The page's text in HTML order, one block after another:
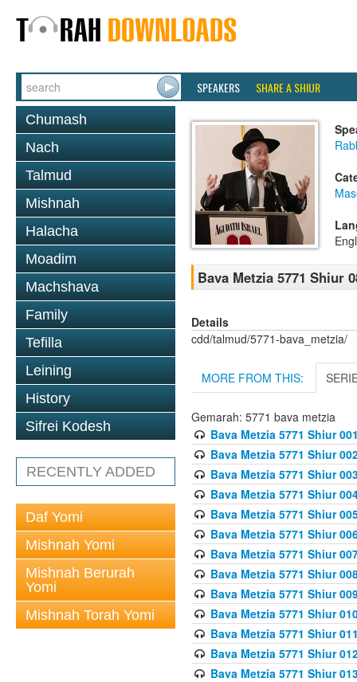
SPEAKERS SHARE A SHIUR
Chumash
Nach
Talmud
Mishnah
Halacha
Moadim
Machshava
Family
Tefilla
Leining
History
Sifrei Kodesh
RECENTLY ADDED
Daf Yomi
Mishnah Yomi
Mishnah Berurah
Yomi
Mishnah Torah Yomi
Bava Metzia 5771 Shiur
Details
cdd/talmud/5771-bava_metzia/
MORE FROM THIS:
Gemarah: 5771 bava metzia
Bava Metzia 5771 Shiur
Bava Metzia 5771 Shiur
Bava Metzia 5771 Shiur
Bava Metzia 5771 Shiur
Bava Metzia 5771 Shiur
Bava Metzia 5771 Shiur
Bava Metzia 5771 Shiur
Bava Metzia 5771 Shiur
Bava Metzia 5771 Shiur
Bava Metzia 5771 Shiur
Bava Metzia 5771 Shiur
Bava Metzia 5771 Shiur
Bava Metzia 5771 Shiur